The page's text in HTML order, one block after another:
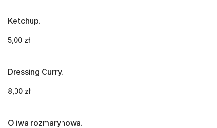
Ketchup.
5,00 zł
Dressing Curry.
8,00 zł
Oliwa rozmarynowa.